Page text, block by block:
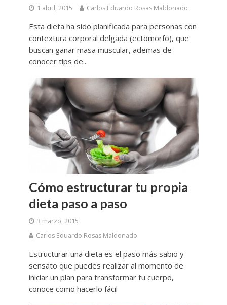
1 abril, 2015 Carlos Eduardo Rosas Maldonado
Esta dieta ha sido planificada para personas con
contextura corporal delgada (ectomorfo), que
buscan ganar masa muscular, ademas de
conocer tips de...
Cómo estructurar tu propia
dieta paso a paso
3 marzo, 2015
Carlos Eduardo Rosas Maldonado
Estructurar una dieta es el paso más sabio y
sensato que puedes realizar al momento de
iniciar un plan para transformar tu cuerpo,
conoce como hacerlo fácil